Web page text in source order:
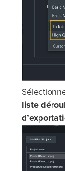
liste